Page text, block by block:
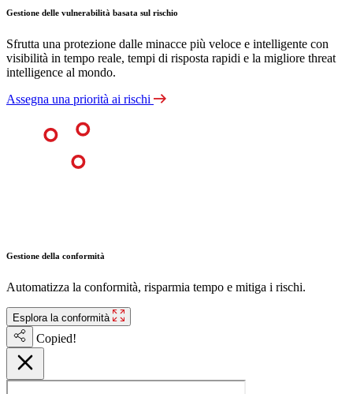
Gestione delle vulnerabilità basata sul rischio
Sfrutta una protezione dalle minacce più veloce e intelligente con
visibilità in tempo reale, tempi di risposta rapidi e la migliore threat
intelligence al mondo.
Assegna una priorità ai rischi
Gestione della conformità
Automatizza la conformità, risparmia tempo e mitiga i rischi.
Esplora la conformità
Copied!